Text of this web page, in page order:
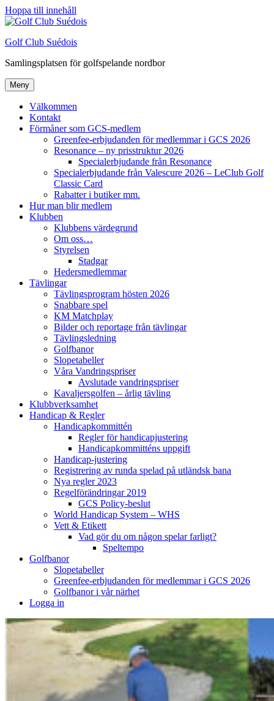
Hoppa till innehåll
Golf Club Suédois
Samlingsplatsen för golfspelande nordbor
Meny
Välkommen
Kontakt
Förmåner som GCS-medlem
Greenfee-erbjudanden för medlemmar i GCS 2026
Resonance – ny prisstruktur 2026
Specialerbjudande från Resonance
Specialerbjudande från Valescure 2026 – LeClub Golf
Classic Card
Rabatter i butiker mm.
Hur man blir medlem
Klubben
Klubbens värdegrund
Om oss…
Styrelsen
Stadgar
Hedersmedlemmar
Tävlingar
Tävlingsprogram hösten 2026
Snabbare spel
KM Matchplay
Bilder och reportage från tävlingar
Tävlingsledning
Golfbanor
Slopetabeller
Våra Vandringspriser
Avslutade vandringspriser
Kavaljersgolfen – årlig tävling
Klubbverksamhet
Handicap & Regler
Handicapkommittén
Regler för handicapjustering
Handicapkommitténs uppgift
Handicap-justering
Registrering av runda spelad på utländsk bana
Nya regler 2023
Regelförändringar 2019
GCS Policy-beslut
World Handicap System – WHS
Vett & Etikett
Vad gör du om någon spelar farligt?
Speltempo
Golfbanor
Slopetabeller
Greenfee-erbjudanden för medlemmar i GCS 2026
Golfbanor i vår närhet
Logga in